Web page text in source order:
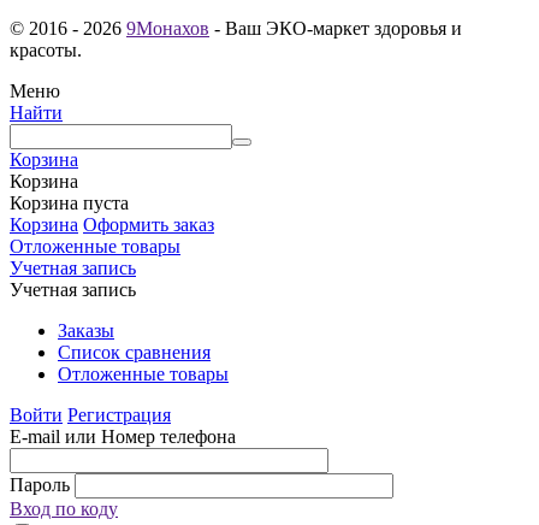
© 2016 - 2026 9Монахов - Ваш ЭКО-маркет здоровья и
красоты.
Меню
Найти
Корзина
Корзина
Корзина пуста
Корзина Оформить заказ
Отложенные товары
Учетная запись
Учетная запись
Заказы
Список сравнения
Отложенные товары
Войти Регистрация
E-mail или Номер телефона
Пароль
Вход по коду